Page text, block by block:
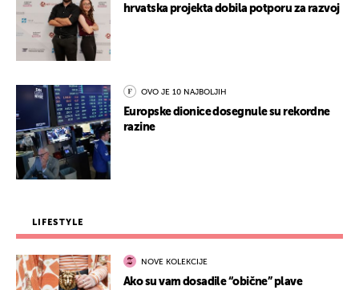
hrvatska projekta dobila potporu za razvoj
OVO JE 10 NAJBOLJIH
Europske dionice dosegnule su rekordne
razine
LIFESTYLE
NOVE KOLEKCIJE
Ako su vam dosadile “obične” plave